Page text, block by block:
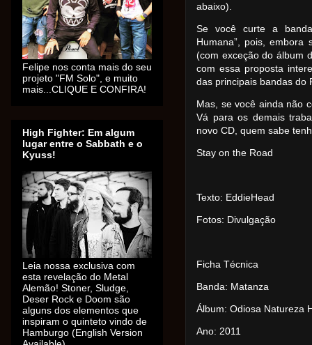
abaixo).
Se você curte a
Humana”, pois,
(com exceção do álbum
com essa proposta
das principais bandas do
Mas, se você ainda não
Vá para os demais
novo CD, quem sabe
Stay on the Road
Texto: EddieHead
Fotos: Divulgação
Ficha Técnica
Banda: Matanza
Álbum: Odiosa Natureza
Ano: 2011
Felipe nos conta mais do seu
projeto "FM Solo", e muito
mais...CLIQUE E CONFIRA!
High Fighter: Em algum
lugar entre o Sabbath e o
Kyuss!
Leia nossa exclusiva com
esta revelação do Metal
Alemão! Stoner, Sludge,
Deser Rock e Doom são
alguns dos elementos que
inspiram o quinteto vindo de
Hamburgo (English Version